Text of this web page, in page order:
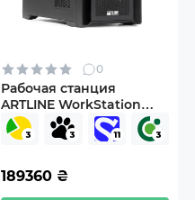
0
Рабочая станция
ARTLINE WorkStation
W96 (W96v65)
189360 ₴